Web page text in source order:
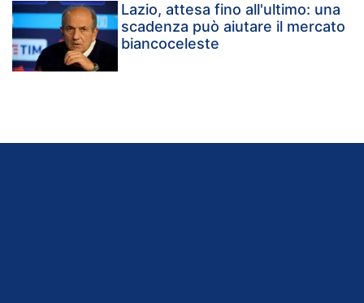
Lazio, attesa fino all'ultimo: una
scadenza può aiutare il mercato
biancoceleste